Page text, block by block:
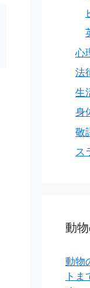
心
法
生
身
敬
ス
動
動物
ト